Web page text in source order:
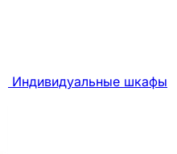
Индивидуальные шкафы